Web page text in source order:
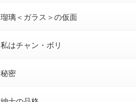
瑠璃＜ガラス＞の仮面
私はチャン・ボリ
秘密